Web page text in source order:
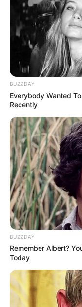
Serem! 9 Chat
Pelanggan Ini
Merinding
BUZZDAY
Everybody Wanted
Recently
BUZZDAY
Remember Albert?
Today